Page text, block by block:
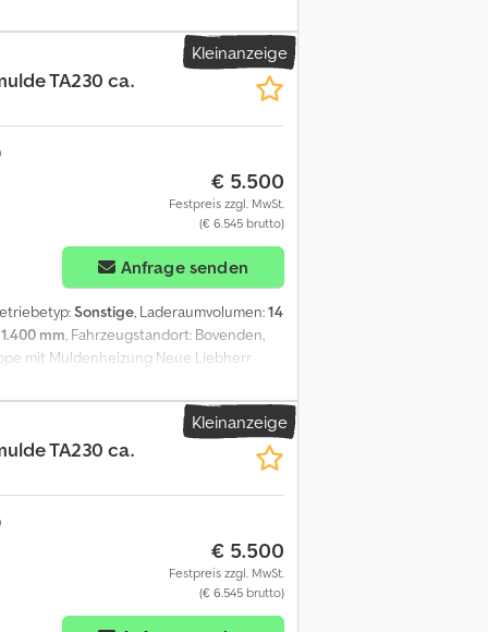
ein max. Volumen von ca. 14m³! Gehäuft
OHNE HECKKLAPPE! Dcsdpfx Aevhk
ZUBEHÖRANGABEN OHNE GEWÄHR,
Kleinanzeige
TA230 ca.
€ 5.500
Festpreis zzgl. MwSt.
(€ 6.545 brutto)
Anfrage senden
Sonstige, Laderaumvolumen:14
1.400 mm, Fahrzeugstandort: Bovenden,
mit Muldenheizung Neue Liebherr
ein max. Volumen von ca. 14m³!
transportieren! Gewicht ca. 3715kg!
befinden! ZUBEHÖRANGABEN OHNE
Kleinanzeige
TA230 ca.
€ 5.500
Festpreis zzgl. MwSt.
(€ 6.545 brutto)